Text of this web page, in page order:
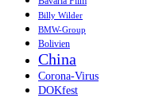
Billy Wilder
BMW-Group
Bolivien
China
Corona-Virus
DOKfest